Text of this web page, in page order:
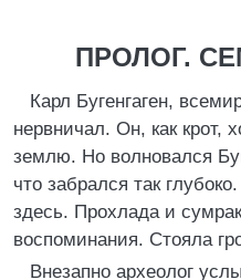
ПРОЛОГ.
Карл Бугенгаген,
нервничал. Он, как крот,
землю. Но волновался
что забрался так
здесь. Прохлада и
воспоминания. Стояла
Внезапно археолог